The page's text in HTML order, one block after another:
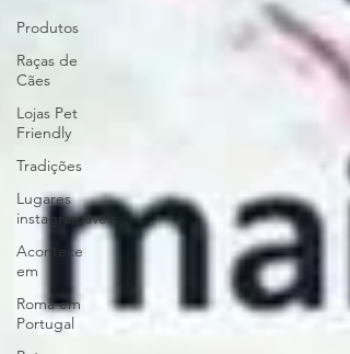
Produtos
Raças de
Cães
Lojas Pet
Friendly
Tradições
Lugares
instagramáveis
Acontece
em
Romã em
Portugal